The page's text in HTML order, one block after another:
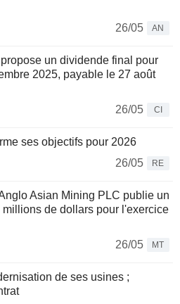
26/05
AN
un dividende final pour
2025, payable le 27 août
26/05
CI
ses objectifs pour 2026
26/05
RE
Asian Mining PLC publie un
de dollars pour l'exercice
26/05
MT
de ses usines ;